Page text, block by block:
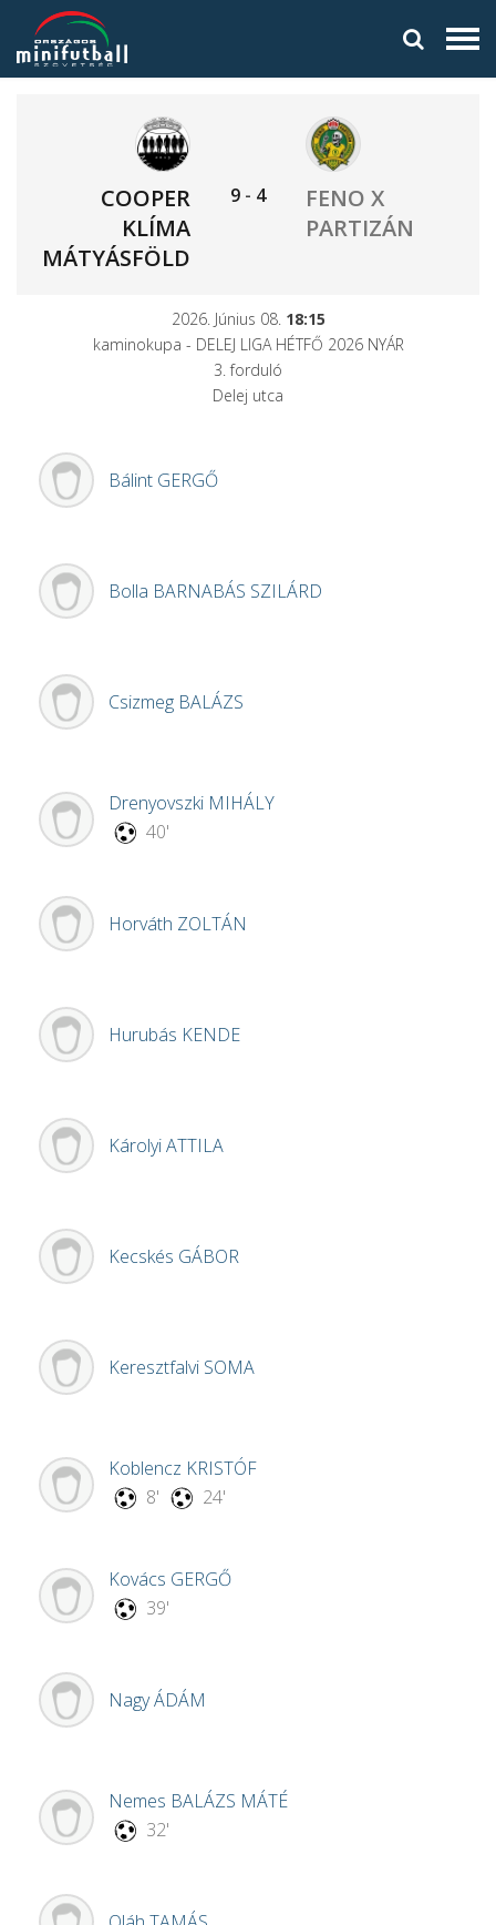
COOPER
KLÍMA
MÁTYÁSFÖLD
9- 4
FENO X
PARTIZÁN
2026. Június 08. 18:15
kaminokupa - DELEJ LIGA HÉTFŐ 2026 NYÁR
3. forduló
Delej utca
Bálint GERGŐ
Bolla BARNABÁS SZILÁRD
Csizmeg BALÁZS
Drenyovszki MIHÁLY
40'
Horváth ZOLTÁN
Hurubás KENDE
KárolyiATTILA
Kecskés GÁBOR
Keresztfalvi SOMA
Koblencz KRISTÓF
8'
24'
Kovács GERGŐ
39'
NagyÁDÁM
Nemes BALÁZS MÁTÉ
32'